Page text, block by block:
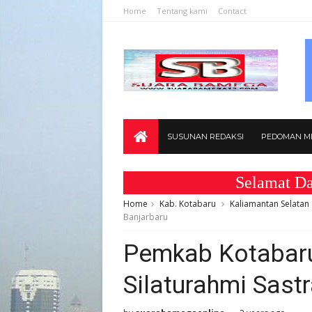
Home Tentang kami Contact
SUSUNAN REDAKSI PEDOMAN
Selamat Datang
Home Kab. Kotabaru Kaliamantan Selatan
Banjarbaru
Pemkab
Silaturahmi